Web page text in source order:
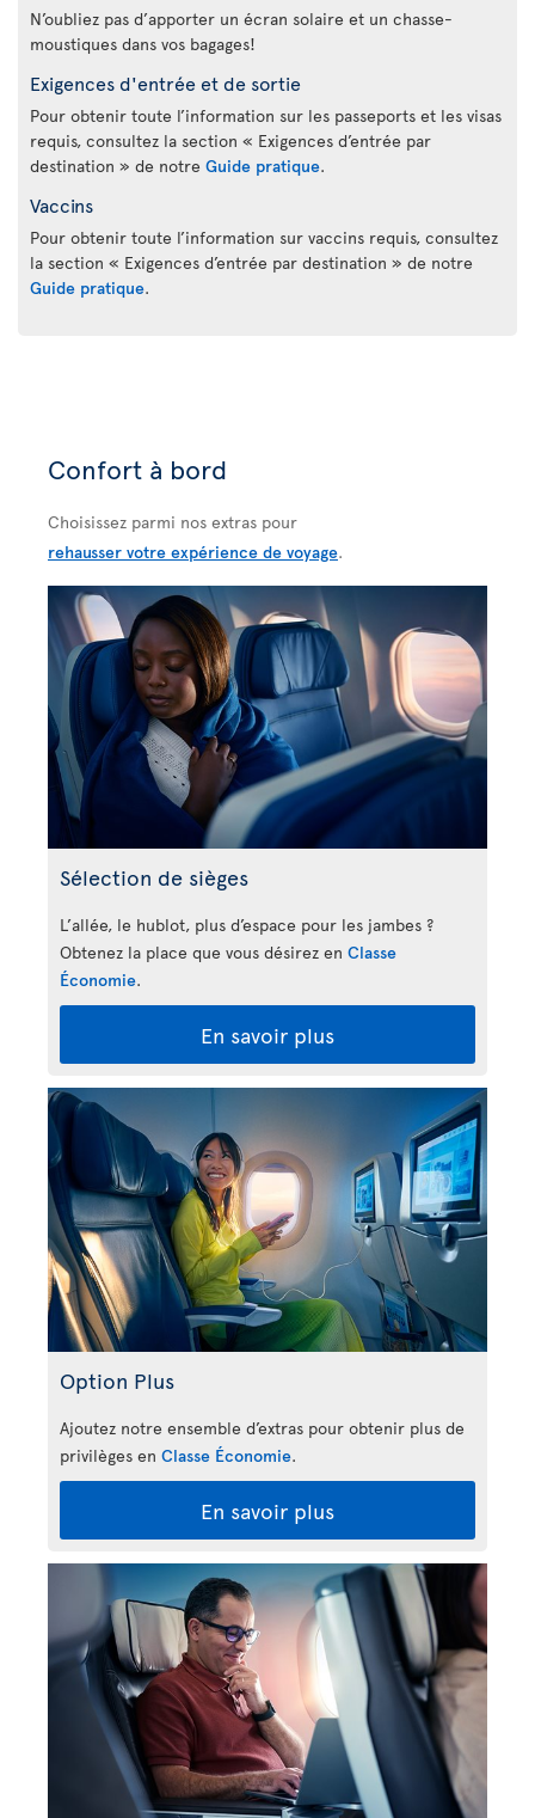
N’oubliez pas d’apporter un écran solaire et un chasse-
moustiques dans vos bagages!
Exigences d'entrée et de sortie
Pour obtenir toute l’information sur les passeports et les visas
requis, consultez la section « Exigences d’entrée par
destination » de notre Guide pratique.
Vaccins
Pour obtenir toute l’information sur vaccins requis, consultez
la section « Exigences d’entrée par destination » de notre
Guide pratique.
Confort à bord
Choisissez parmi nos extras pour
rehausser votre expérience de voyage.
Sélection de sièges
L’allée, le hublot, plus d’espace pour les jambes ?
Obtenez la place que vous désirez en Classe
Économie.
En savoir plus
Option Plus
Ajoutez notre ensemble d’extras pour obtenir plus de
privilèges en Classe Économie.
En savoir plus